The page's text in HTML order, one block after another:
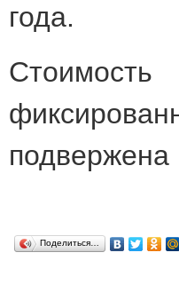
года.
подвержена
Поделиться…